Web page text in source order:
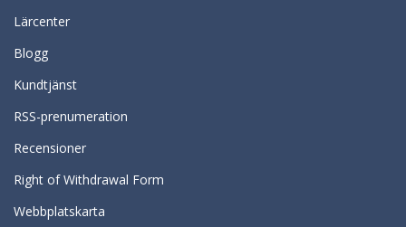
Lärcenter
Blogg
Kundtjänst
RSS-prenumeration
Recensioner
Right of Withdrawal Form
Webbplatskarta